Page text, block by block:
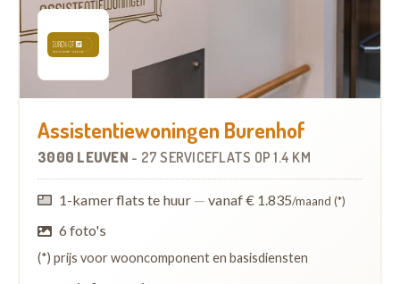
Assistentiewoningen Burenhof
3000 LEUVEN - 27 SERVICEFLATS OP1.4 KM
1-kamer flats te huur — vanaf € 1.835/maand (*)
6 foto's
(*) prijs voor wooncomponent en basisdiensten